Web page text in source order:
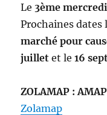
Le 3ème
Prochaines dates
marché pour
juilletet le16
ZOLAMAP :
Zolamap